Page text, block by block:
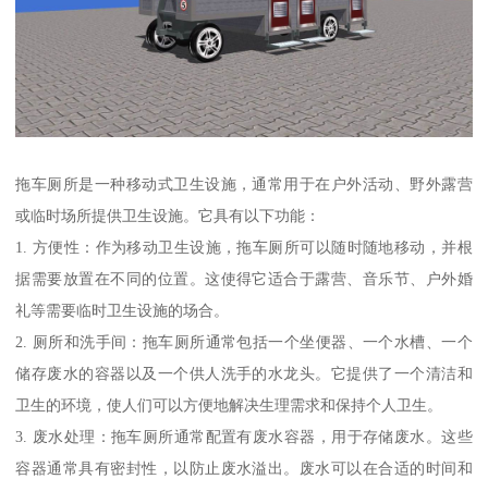
拖车厕所是一种移动式卫生设施，通常用于在户外活动、野外露营
或临时场所提供卫生设施。它具有以下功能：
1. 方便性：作为移动卫生设施，拖车厕所可以随时随地移动，并根
据需要放置在不同的位置。这使得它适合于露营、音乐节、户外婚
礼等需要临时卫生设施的场合。
2. 厕所和洗手间：拖车厕所通常包括一个坐便器、一个水槽、一个
储存废水的容器以及一个供人洗手的水龙头。它提供了一个清洁和
卫生的环境，使人们可以方便地解决生理需求和保持个人卫生。
3. 废水处理：拖车厕所通常配置有废水容器，用于存储废水。这些
容器通常具有密封性，以防止废水溢出。废水可以在合适的时间和